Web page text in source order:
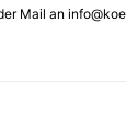
Mail an